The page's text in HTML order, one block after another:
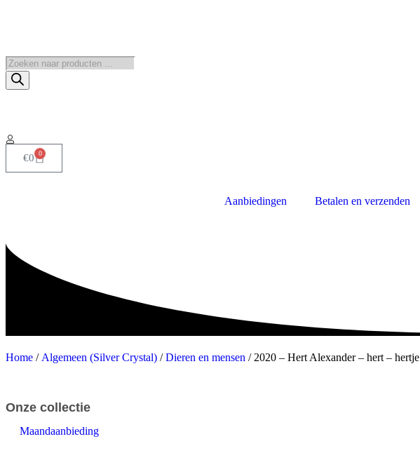
€0 0
Aanbiedingen Betalen en verzenden
Home / Algemeen (Silver Crystal) /Dieren en mensen / 2020 – Hert Alexander – hert – hertje
Onze collectie
Maandaanbieding